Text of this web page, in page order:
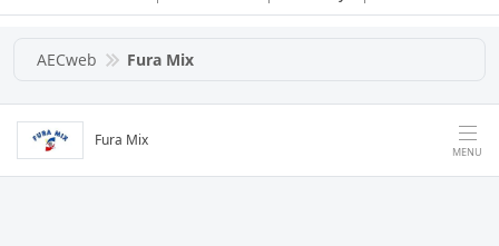
AECweb Fura Mix
Fura Mix
MENU